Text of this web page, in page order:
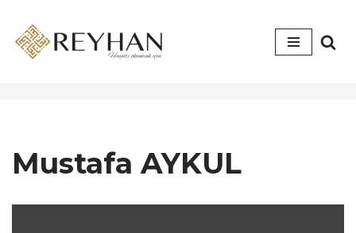
İçeriğe
Mustafa AYKUL